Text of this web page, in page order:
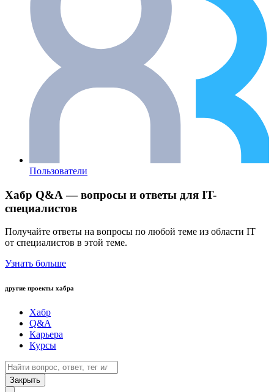
Пользователи
Хабр Q&A — вопросы и ответы для IT-
специалистов
Получайте ответы на вопросы по любой теме из области IT
от специалистов в этой теме.
Узнать больше
другие проекты хабра
Хабр
Q&A
Карьера
Курсы
Закрыть